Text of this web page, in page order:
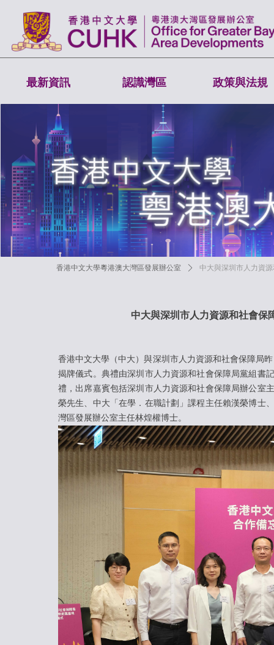
最新資訊 認識灣區 政策與法規
香港中文大學粵港澳大灣區發展辦公室 ꄲ 中大與深圳市人力資
中大與深圳市人力資源和社會保
香港中文大學（中大）與深圳市人力資源和社會保障局
揭牌儀式。典禮由深圳市人力資源和社會保障局黨組書
禮，出席嘉賓包括深圳市人力資源和社會保障局辦公室
榮先生、中大「在學．在職計劃」課程主任賴漢榮博士
灣區發展辦公室主任林煌權博士。